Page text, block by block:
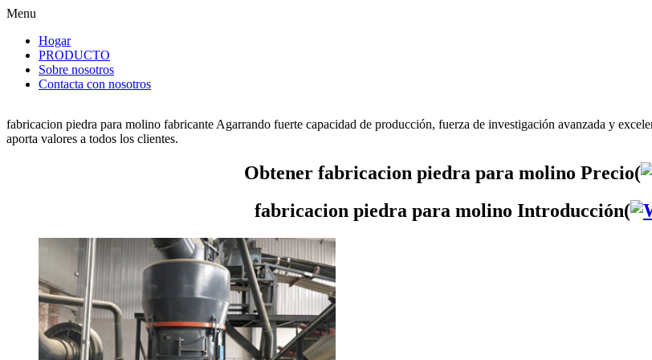
Menu
Hogar
PRODUCTO
Sobre nosotros
Contacta con nosotros
fabricacion piedra para molino fabricante Agarrando fuerte capacidad de producción, fuerza de investigación avanzada y
aporta valores a todos los clientes.
Obtener fabricacion piedra para molino Precio(
fabricacion piedra para molino Introducción(